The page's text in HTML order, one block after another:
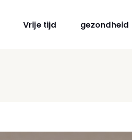
Vrije tijd gezondheid